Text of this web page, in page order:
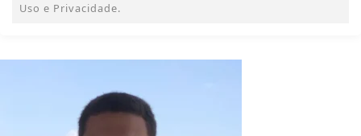
Uso e Privacidade.